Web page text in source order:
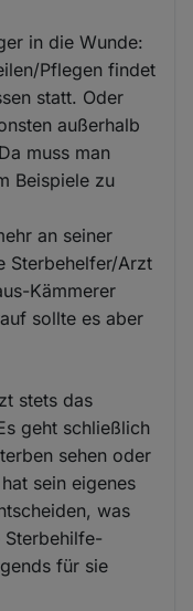
in die Wunde:
Pflegen findet
statt. Oder
außerhalb
muss man
Beispiele zu
an seiner
Sterbehelfer/Arzt
Kämmerer
sollte es aber
stets das
geht schließlich
sehen oder
sein eigenes
was
für sie